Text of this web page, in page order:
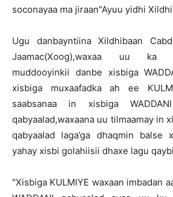
soconayaa ma jiraan"Ayuu yidhi
Ugu danbayntiina Xildhibaan
Jaamac(Xoog),waxaa uu ka
muddooyinkii danbe xisbiga
xisbiga muxaafadka ah ee
saabsanaa in xisbiga
qabyaalad,waxaana uu tilmaamay in
qabyaalad laga’ga dhaqmin balse
yahay xisbi golahiisii dhaxe lagu
"Xisbiga KULMIYE waxaan imbadan